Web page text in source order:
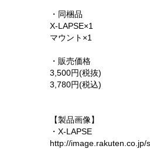
・同梱品
X-LAPSE×1
マウント×1
・販売価格
3,500円(税抜)
3,780円(税込)
【製品画像】
・X-LAPSE
http://